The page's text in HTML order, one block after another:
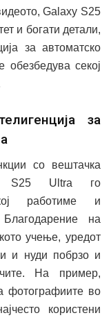
Galaxy S25
и богати детали,
за автоматско
секој
за
со вештачка
S25 Ultra го
работиме и
на
учење, уредот
и нуди побрзо и
На пример,
фотографиите во
користени